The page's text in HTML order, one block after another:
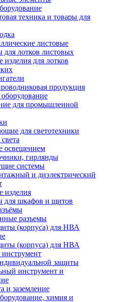
техника и товары для
листовые
для лотков листовых
для лотков
продукция
для промышленной
для светотехники
освещением
гирлянды
системы
и диэлектрический
изделия
для шкафов и щитов
разъемы
(корпуса) для НВА
(корпуса) для НВА
защиты
инструмент и
и заземление
химия и